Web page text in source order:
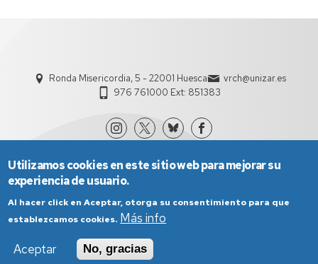
Ronda Misericordia, 5 - 22001 Huesca
vrch@unizar.es
976 761000 Ext: 851383
Aviso Legal
Condiciones generales de uso
Política de Privacidad
Utilizamos cookies en este sitio web para mejorar su
experiencia de usuario.
Al hacer click en Aceptar, otorga su consentimiento para que
establezcamos cookies. Más info
Aceptar
No, gracias